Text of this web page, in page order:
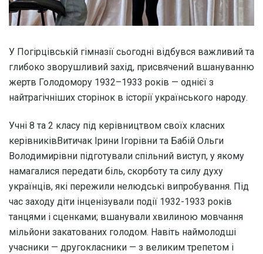
У Погірцівській гімназії сьогодні відбувся важливий та
глибоко зворушливий захід, присвячений вшануванню
жертв Голодомору 1932–1933 років — однієї з
найтрагічніших сторінок в історії українського народу.
Учні 8 та 2 класу під керівництвом своїх класних
керівниківВитичак Ірини Ігорівни та Бабій Ольги
Володимирівни підготували спільний виступ, у якому
намагалися передати біль, скорботу та силу духу
українців, які пережили нелюдські випробування. Під
час заходу діти інценізували події 1932-1933 років
танцями і сценками; вшанували хвилиною мовчання
мільйони закатованих голодом. Навіть наймолодші
учасники — другокласники — з великим трепетом і